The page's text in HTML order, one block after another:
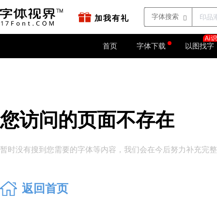
加我有礼
首页 字体下载 以图找字
您访问的页面不存在
暂时没有搜到您需要的字体等内容，我们会在今后努力补充完
返回首页